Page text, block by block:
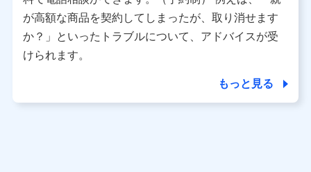
の個人データ
基本情報
氏名、電話番号、メールアドレス、お客さまの識別子、属
性、連絡先、dポイントサービスのご利用に関する情報。例
所、dポイント残高、dポイント利用履歴などが含まれます。
利用情報
が高額な商品を契約してしまったが、取り消せます
か？」といったトラブルについて、アドバイスが受
けられます。
もっと見る